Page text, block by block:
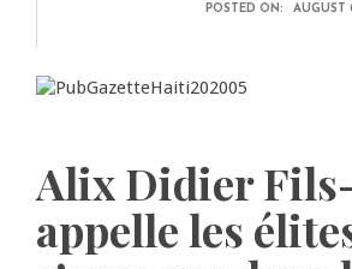
POSTED ON: AUGUST
Alix Didier
appelle les